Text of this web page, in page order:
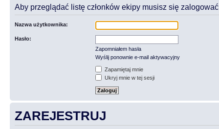
Aby przeglądać listę członków ekipy musisz się
Nazwa użytkownika:
Hasło:
Zapomniałem hasła
Wyślij ponownie e-mail aktywacyjny
Zapamiętaj mnie
Ukryj mnie w tej sesji
ZAREJESTRUJ